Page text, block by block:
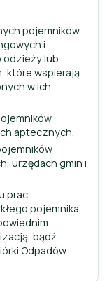
pojemników
i
odzieży lub
które wspierają
w ich
aptecznych.
urzędach gmin i
prac
pojemnika
bądź
Odpadów